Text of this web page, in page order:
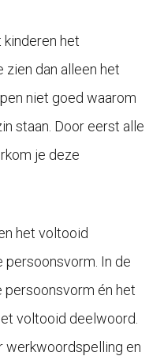
het
zien dan alleen het
niet goed waarom
staan. Door eerst alle
je deze
het voltooid
In de
persoonsvorm én het
voltooid deelwoord.
werkwoordspelling en